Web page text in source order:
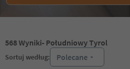
568Wyniki- Południowy Tyrol
Sortuj według: Polecane